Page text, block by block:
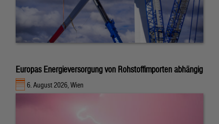
Europas Energieversorgung von Rohstoffimporten abhängig
6. August 2026, Wien